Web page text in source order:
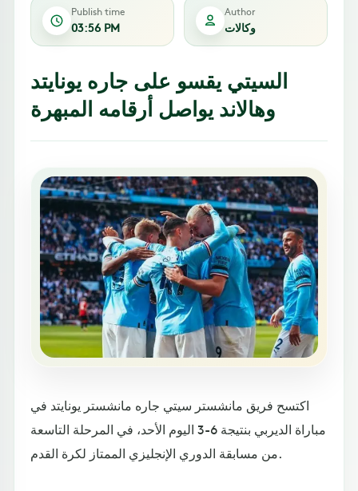
Publish time
03:56 PM
Author
وكالات
السيتي يقسو على جاره يونايتد
وهالاند يواصل أرقامه المبهرة
اكتسح فريق مانشستر سيتي جاره مانشستر يونايتد في
مباراة الديربي بنتيجة 6-3 اليوم الأحد، في المرحلة التاسعة
من مسابقة الدوري الإنجليزي الممتاز لكرة القدم.